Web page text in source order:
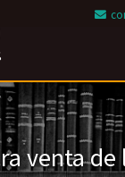
venta